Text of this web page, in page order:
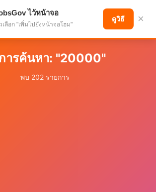
เพื่ออนาคตที่ก้าวหน้า
ารค้นหา: "20000"
พบ 202 รายการ
ไว้หน้าจอ
ลือก "เพิ่มไปยังหน้าจอโฮม"
ดูวิธี ×